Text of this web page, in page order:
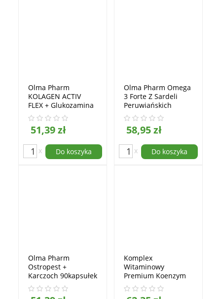
Olma Pharm
KOLAGEN ACTIV
FLEX + Glukozamina
90kapsułek
51,39 zł
x Do koszyka
Olma Pharm Omega
3 Forte Z Sardeli
Peruwiańskich
60kapsułek
58,95 zł
x Do koszyka
Olma Pharm
Ostropest +
Karczoch 90kapsułek
Komplex
Witaminowy
Premium Koenzym
Q10 Cholina Inozytol
PABA 60kapsułek